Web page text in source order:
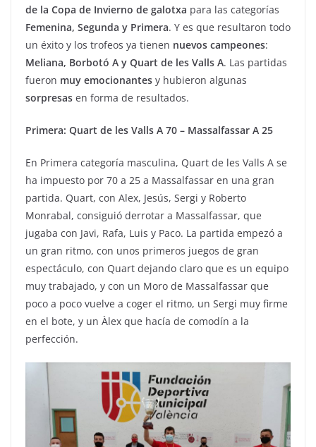
de la Copa de Invierno de galotxa para las categorías
Femenina, Segunda y Primera. Y es que resultaron todo
un éxito y los trofeos ya tienen nuevos campeones:
Meliana, Borbotó A y Quart de les Valls A. Las partidas
fueron muy emocionantes y hubieron algunas
sorpresas en forma de resultados.
Primera: Quart de les Valls A 70 – Massalfassar A 25
En Primera categoría masculina, Quart de les Valls A se
ha impuesto por 70 a 25 a Massalfassar en una gran
partida. Quart, con Alex, Jesús, Sergi y Roberto
Monrabal, consiguió derrotar a Massalfassar, que
jugaba con Javi, Rafa, Luis y Paco. La partida empezó a
un gran ritmo, con unos primeros juegos de gran
espectáculo, con Quart dejando claro que es un equipo
muy trabajado, y con un Moro de Massalfassar que
poco a poco vuelve a coger el ritmo, un Sergi muy firme
en el bote, y un Àlex que hacía de comodín a la
perfección.